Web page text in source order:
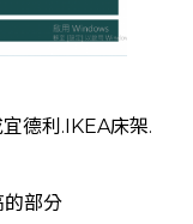
德利.IKEA床架.
的部分